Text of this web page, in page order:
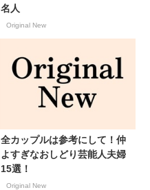
名人
Original New
全カップルは参考にして！仲
よすぎなおしどり芸能人夫婦
15選！
Original New